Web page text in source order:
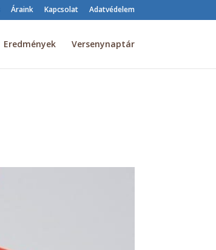
Áraink Kapcsolat Adatvédelem
Eredmények Versenynaptár